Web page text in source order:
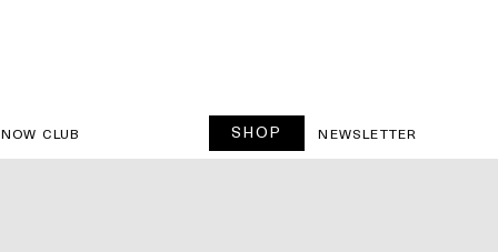
CLUB SHOP NEWSLETTER